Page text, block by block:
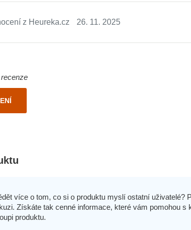
z Heureka.cz 26. 11. 2025
více o tom, co si o produktu myslí ostatní uživatelé?
Získáte tak cenné informace, které vám pomohou s
produktu.